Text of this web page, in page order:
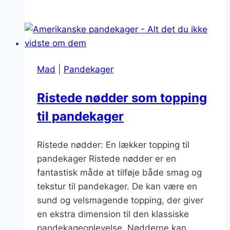
til
morgenmad
Mad Pandekager
Ristede nødder som topping
til pandekager
Ristede nødder: En lækker topping til
pandekager Ristede nødder er en
fantastisk måde at tilføje både smag og
tekstur til pandekager. De kan være en
sund og velsmagende topping, der giver
en ekstra dimension til den klassiske